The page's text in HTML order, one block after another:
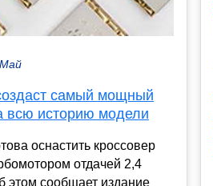
самый мощный
всю историю модели
оснастить кроссовер
отдачей 2,4
этом сообщает издание